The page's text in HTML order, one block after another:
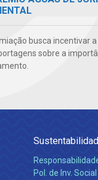
busca incentivar
sobre a
Pol. de Inv.